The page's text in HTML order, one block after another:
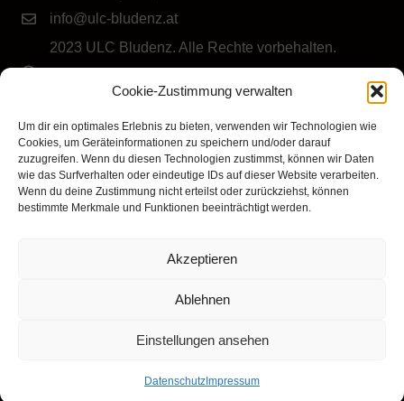
Cookie-Zustimmung verwalten
Um dir ein optimales Erlebnis zu bieten, verwenden wir Technologien wie
Cookies, um Geräteinformationen zu speichern und/oder darauf
zuzugreifen. Wenn du diesen Technologien zustimmst, können wir Daten
wie das Surfverhalten oder eindeutige IDs auf dieser Website verarbeiten.
Wenn du deine Zustimmung nicht erteilst oder zurückziehst, können
bestimmte Merkmale und Funktionen beeinträchtigt werden.
Akzeptieren
Ablehnen
Einstellungen ansehen
Datenschutz Impressum
info@ulc-bludenz.at
2023 ULC Bludenz. Alle Rechte vorbehalten.
Folge dem ULC Bludenz
Klicke hier, um Marketing-Cookies zu